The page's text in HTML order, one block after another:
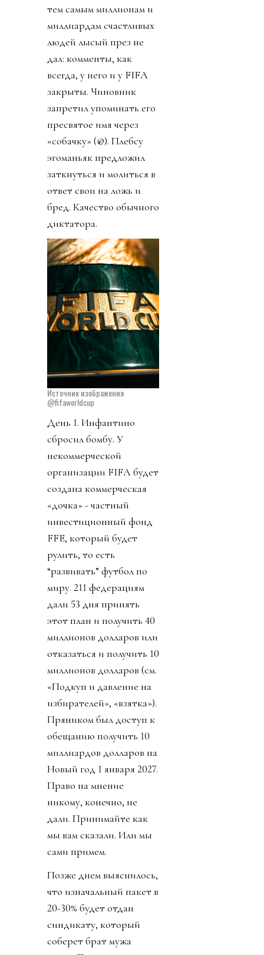
тем самым миллионам и
миллиардам счастливых
людей лысый през не
дал: комменты, как
всегда, у него и у FIFA
закрыты. Чиновник
запретил упоминать его
пресвятое имя через
«собачку» (@). Плебсу
эгоманьяк предложил
заткнуться и молиться в
ответ свои на ложь и
бред. Качество обычного
диктатора.
Источник изображения
@fifaworldcup
День 1. Инфантино
сбросил бомбу. У
некоммерческой
организации FIFA будет
создана коммерческая
«дочка» - частный
инвестиционный фонд
FFE, который будет
рулить, то есть
“развивать” футбол по
миру. 211 федерациям
дали 53 дня принять
этот план и получить 40
миллионов долларов или
отказаться и получить 10
миллионов долларов (см.
«Подкуп и давление на
избирателей», «взятка»).
Пряником был доступ к
обещанию получить 10
миллиардов долларов на
Новый год 1 января 2027.
Право на мнение
никому, конечно, не
дали. Принимайте как
мы вам сказали. Или мы
сами примем.
Позже днем выяснилось,
что изначальный пакет в
20-30% будет отдан
синдикату, который
соберет брат мужа